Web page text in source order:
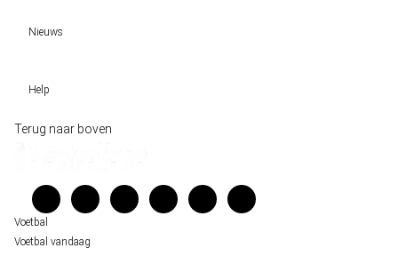
VW-Tientje
Nieuws
Sloveen Slavko Vincic fluit WK-finale 2026 tussen Spanje en Argentinië
Belfast decor voor de loting van EK 2028 kwalificatie
Help
Wedgidsen
Verantwoord wedden
Over ons
Terug naar boven
Voetbal
Voetbal vandaag